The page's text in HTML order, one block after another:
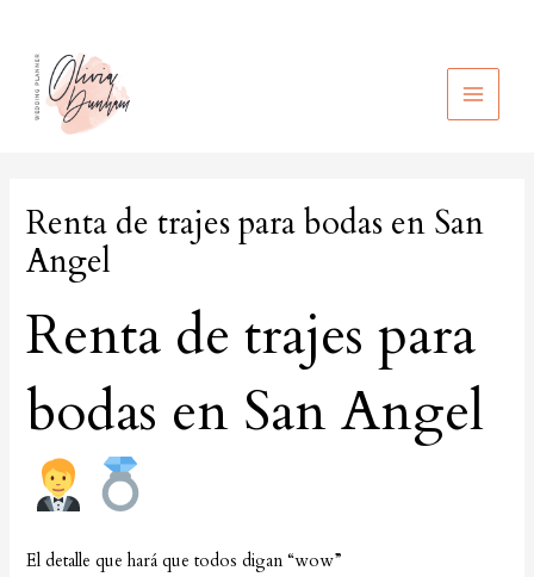
contenido
MAIN
Renta de trajes para bodas en San
Angel
Renta de trajes para
bodas en San Angel
El detalle que hará que todos digan “wow”